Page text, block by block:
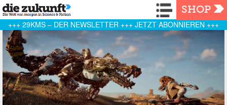
Navigation
SHOP
+++ 29KMS – DER NEWSLETTER +++ JETZT ABONNIEREN +++